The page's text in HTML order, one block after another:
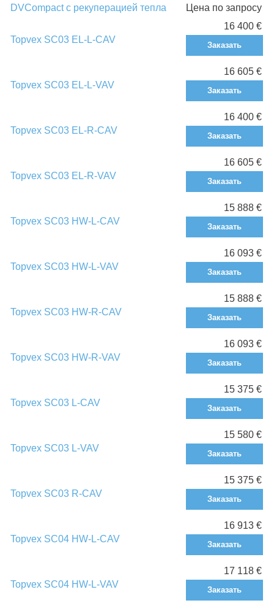
DVCompact с рекуперацией тепла Цена по запросу
Topvex SC03 EL-L-CAV
16 400 €
Заказать
Topvex SC03 EL-L-VAV
16 605 €
Заказать
Topvex SC03 EL-R-CAV
16 400 €
Заказать
Topvex SC03 EL-R-VAV
16 605 €
Заказать
Topvex SC03 HW-L-CAV
15 888 €
Заказать
Topvex SC03 HW-L-VAV
16 093 €
Заказать
Topvex SC03 HW-R-CAV
15 888 €
Заказать
Topvex SC03 HW-R-VAV
16 093 €
Заказать
Topvex SC03 L-CAV
15 375 €
Заказать
Topvex SC03 L-VAV
15 580 €
Заказать
Topvex SC03 R-CAV
15 375 €
Заказать
Topvex SC04 HW-L-CAV
16 913 €
Заказать
Topvex SC04 HW-L-VAV
17 118 €
Заказать